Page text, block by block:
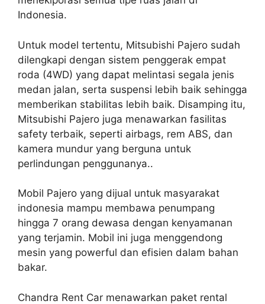
Indonesia.
Untuk model tertentu, Mitsubishi Pajero sudah
dilengkapi dengan sistem penggerak empat
roda (4WD) yang dapat melintasi segala jenis
medan jalan, serta suspensi lebih baik sehingga
memberikan stabilitas lebih baik. Disamping itu,
Mitsubishi Pajero juga menawarkan fasilitas
safety terbaik, seperti airbags, rem ABS, dan
kamera mundur yang berguna untuk
perlindungan penggunanya..
Mobil Pajero yang dijual untuk masyarakat
indonesia mampu membawa penumpang
hingga 7 orang dewasa dengan kenyamanan
yang terjamin. Mobil ini juga menggendong
mesin yang powerful dan efisien dalam bahan
bakar.
Chandra Rent Car menawarkan paket rental